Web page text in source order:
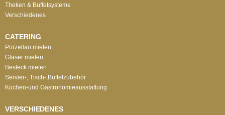
Theken & Buffetsysteme
Verschiedenes
CATERING
Porzellan mieten
Gläser mieten
Besteck mieten
Servier-, Tisch-,Buffetzubehör
Küchen-und Gastronomieausstattung
VERSCHIEDENES